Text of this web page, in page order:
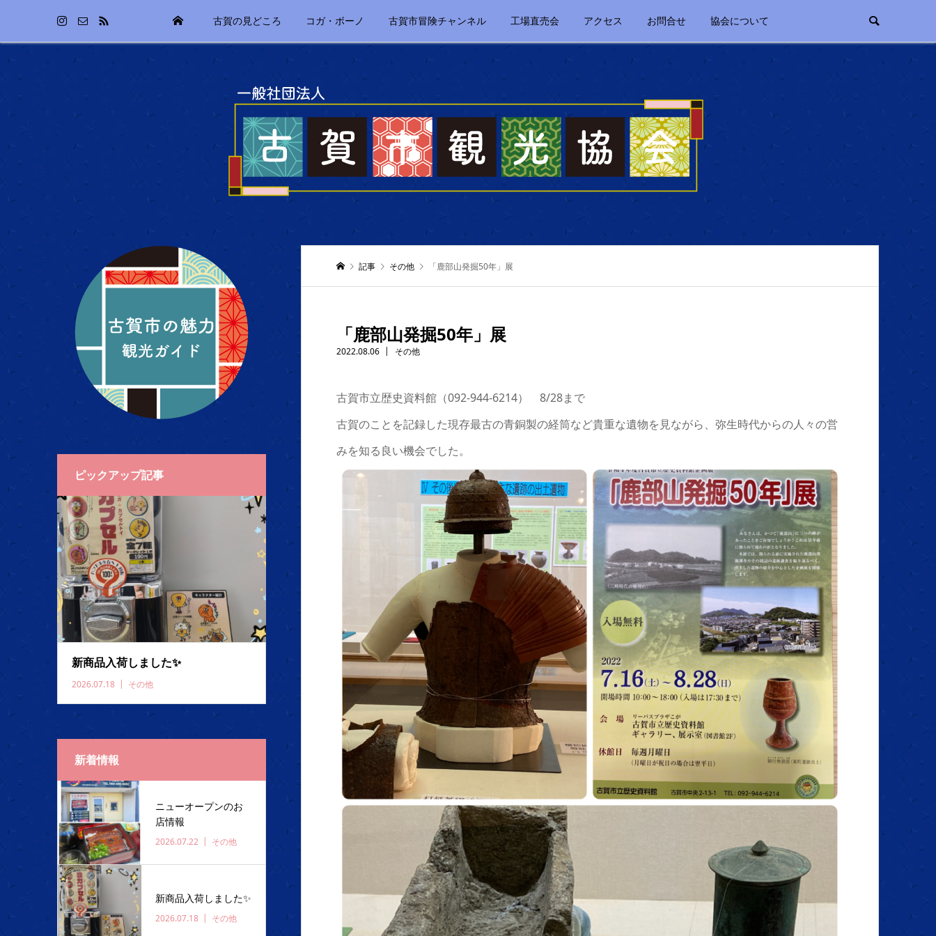
古賀の見どころ コガ・ボーノ 古賀市冒険チャンネル 工場直売会 アクセス お問合せ 協会について
記事 その他 「鹿部山発掘50年」展
「鹿部山発掘50年」展
2022.08.06 その他
古賀市立歴史資料館（092-944-6214） 8/28まで
古賀のことを記録した現存最古の青銅製の経筒など貴重な遺物を見ながら、弥生時代からの人々の営
みを知る良い機会でした。
ピックアップ記事
新商品入荷しました✨️
2026.07.18 その他
新着情報
ニューオープンのお
店情報
2026.07.22 その他
新商品入荷しました✨️
2026.07.18 その他